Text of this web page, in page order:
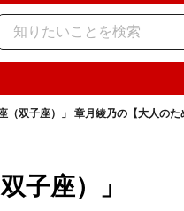
双子座）」 章月綾乃の【大人のた
子座）」